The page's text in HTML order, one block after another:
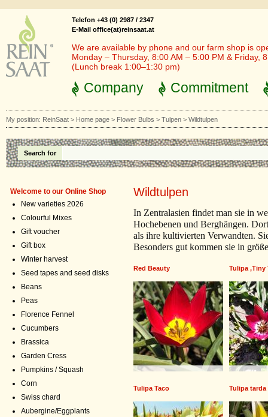
Telefon +43 (0) 2987 / 2347
E-Mail office(at)reinsaat.at
We are available by phone and our farm shop is
Monday – Thursday, 8:00 AM – 5:00 PM & Friday,
(Lunch break 1:00–1:30 pm)
Company Commitment
My position: ReinSaat > Home page > Flower Bulbs > Tulpen > Wildtulpen
Search for
Welcome to our Online Shop
New varieties 2026
Colourful Mixes
Gift voucher
Gift box
Winter harvest
Seed tapes and seed disks
Beans
Peas
Florence Fennel
Cucumbers
Brassica
Garden Cress
Pumpkins / Squash
Corn
Swiss chard
Aubergine/Eggplants
Wildtulpen
In Zentralasien findet man sie in
Hochebenen und Berghängen.
als ihre kultivierten Verwandten.
Besonders gut kommen sie in
Red Beauty Tulipa ,Tiny
Tulipa Taco Tulipa